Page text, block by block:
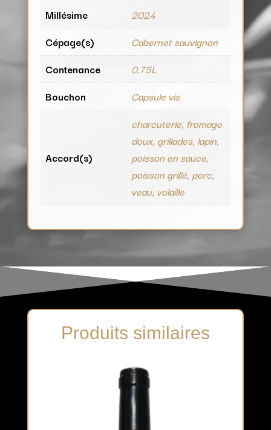
Millésime
2024
Cépage(s)
Cabernet sauvignon
Contenance
0.75L
Bouchon
Capsule vis
Accord(s)
charcuterie, fromage
doux, grillades, lapin,
poisson en sauce,
poisson grillé, porc,
veau, volaille
Produits similaires